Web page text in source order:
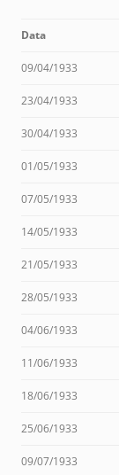
Data
09/04/1933
23/04/1933
30/04/1933
01/05/1933
07/05/1933
14/05/1933
21/05/1933
28/05/1933
04/06/1933
11/06/1933
18/06/1933
25/06/1933
09/07/1933